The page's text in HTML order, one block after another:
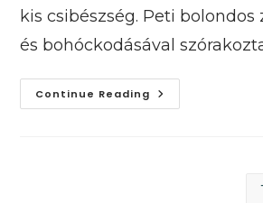
kis csibészség. Peti bolondos
és bohóckodásával
Continue Reading Néma
Gyermekem